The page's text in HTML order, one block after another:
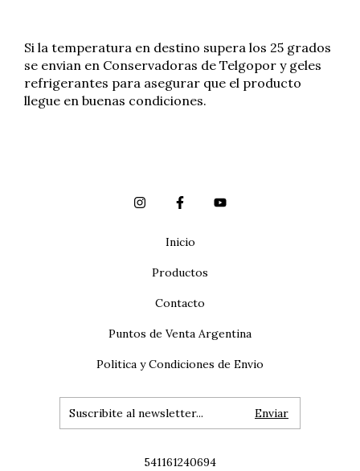
Si la temperatura en destino supera los 25 grados
se envian en Conservadoras de Telgopor y geles
refrigerantes para asegurar que el producto
llegue en buenas condiciones.
Inicio
Productos
Contacto
Puntos de Venta Argentina
Politica y Condiciones de Envio
541161240694